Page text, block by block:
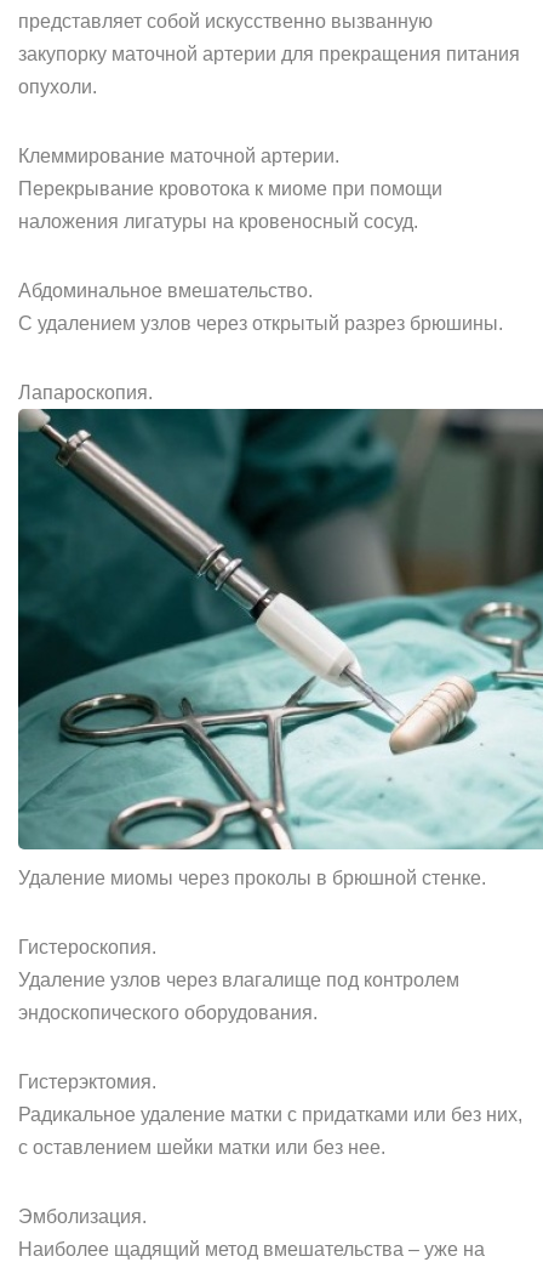
представляет собой искусственно вызванную
закупорку маточной артерии для прекращения питания
опухоли.
Клеммирование маточной артерии.
Перекрывание кровотока к миоме при помощи
наложения лигатуры на кровеносный сосуд.
Абдоминальное вмешательство.
С удалением узлов через открытый разрез брюшины.
Лапароскопия.
Удаление миомы через проколы в брюшной стенке.
Гистероскопия.
Удаление узлов через влагалище под контролем
эндоскопического оборудования.
Гистерэктомия.
Радикальное удаление матки с придатками или без них,
с оставлением шейки матки или без нее.
Эмболизация.
Наиболее щадящий метод вмешательства – уже на